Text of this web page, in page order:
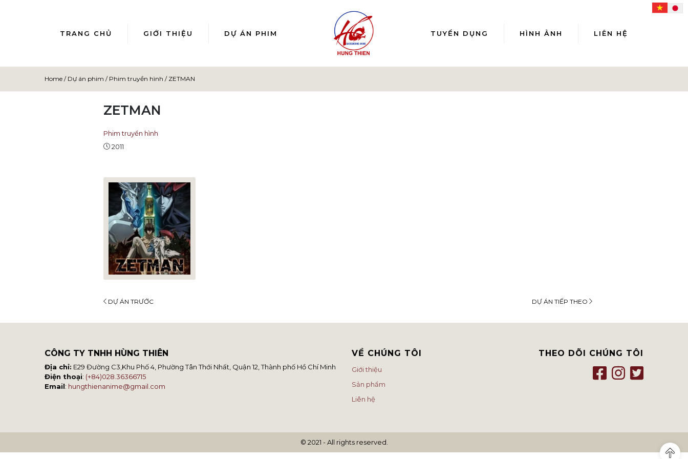
TRANG CHỦ GIỚI THIỆU DỰ ÁN PHIM TUYỂN DỤNG HÌNH ẢNH LIÊN HỆ
Home / Dự án phim / Phim truyền hình / ZETMAN
ZETMAN
Phim truyền hình
2011
DỰ ÁN TIẾP THEO
DỰ ÁN TRƯỚC
CÔNG TY TNHH HÙNG THIÊN
Địa chỉ: E29 Đường C3,Khu Phố 4, Phường Tân Thới Nhất, Quận 12, Thành phố Hồ Chí Minh
Điện thoại: (+84)028.36366715
Email: hungthienanime@gmail.com
VỀ CHÚNG TÔI
Giới thiệu
Sản phẩm
Liên hệ
THEO DÕI CHÚNG TÔI
© 2021 - All rights reserved.